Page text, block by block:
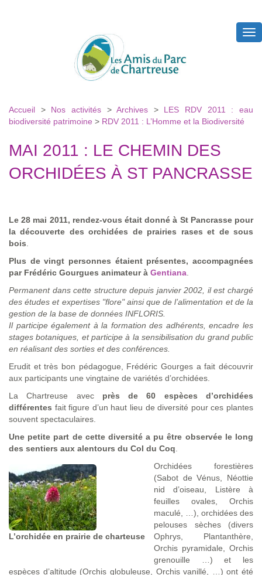
Accueil > Nos activités>Archives > LES RDV 2011 : eau
biodiversité patrimoine > RDV 2011 : L’Homme et la Biodiversité
MAI 2011 : LE CHEMIN DES
ORCHIDÉES À ST PANCRASSE
Le 28 mai 2011, rendez-vous était donné à St Pancrasse pour
la découverte des orchidées de prairies rases et de sous
bois.
Plus de vingt personnes étaient présentes, accompagnées
par Frédéric Gourgues animateur à Gentiana.
Permanent dans cette structure depuis janvier 2002, il est chargé
des études et expertises "flore" ainsi que de l’alimentation et de la
gestion de la base de données INFLORIS.
Il participe également à la formation des adhérents, encadre les
stages botaniques, et participe à la sensibilisation du grand public
en réalisant des sorties et des conférences.
Erudit et très bon pédagogue, Frédéric Gourges a fait découvrir
aux participants une vingtaine de variétés d’orchidées.
La Chartreuse avec près de 60 espèces d’orchidées
différentes fait figure d’un haut lieu de diversité pour ces plantes
souvent spectaculaires.
Une petite part de cette diversité a pu être observée le long
des sentiers aux alentours du Col du Coq.
L’orchidée en prairie de charteuse
Orchidées forestières
(Sabot de Vénus, Néottie
nid d’oiseau, Listère à
feuilles ovales, Orchis
maculé, …), orchidées des
pelouses sèches (divers
Ophrys, Plantanthère,
Orchis pyramidale, Orchis
grenouille …) et les
espèces d’altitude (Orchis globuleuse, Orchis vanillé, …) ont été